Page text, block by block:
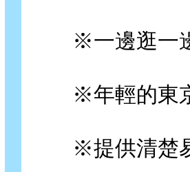
※一邊逛一邊
※年輕的東京
※提供清楚易